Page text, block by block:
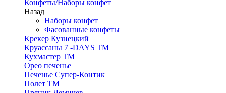
Конфеты/Наборы конфет
Назад
Наборы конфет
Фасованные конфеты
Крекер Кузнецкий
Круассаны 7 -DAYS ТМ
Кухмастер ТМ
Орео печенье
Печенье Супер-Контик
Полет ТМ